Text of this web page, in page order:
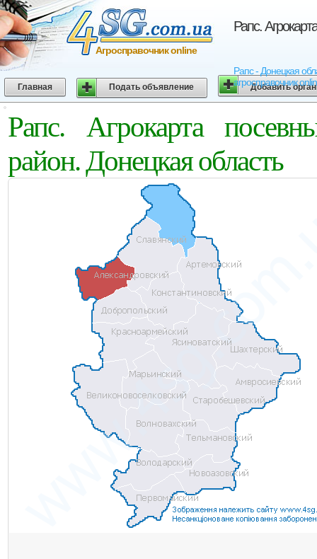
Рапс.
Рапс - Донецкая
агросправочник
Агросправочник online
Главная Подать объявление Добавить
Рапс. Агрокарта
район. Донецкая область